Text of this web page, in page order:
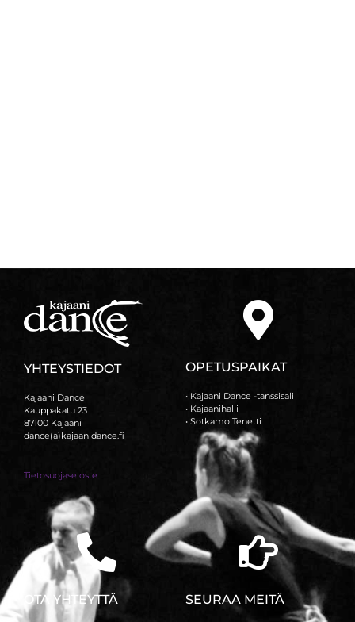
YHTEYSTIEDOT
Kajaani Dance
Kauppakatu 23
87100 Kajaani
dance(a)kajaanidance.fi
Tietosuojaseloste
OPETUSPAIKAT
• Kajaani Dance -tanssisali
• Kajaanihalli
• Sotkamo Tenetti
OTA YHTEYTTÄ SEURAA MEITÄ